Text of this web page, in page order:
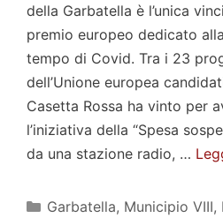
della Garbatella è l’unica
premio europeo dedicato
tempo di Covid. Tra i 23
dell’Unione europea
Casetta Rossa ha vinto per
l’iniziativa della “Spesa
da una stazione radio, …
Categorie
Garbatella, Municipio VIII,